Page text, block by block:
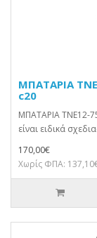
ΜΠΑΤΑΡΙΑ
c20
ΜΠΑΤΑΡΙΑ TNE12-
είναι ειδικά
170,00€
Χωρίς ΦΠΑ: